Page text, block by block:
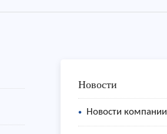
Новости
Новости компании